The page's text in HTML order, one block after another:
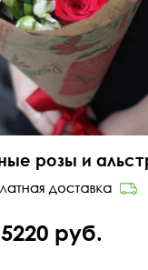
5220 руб.